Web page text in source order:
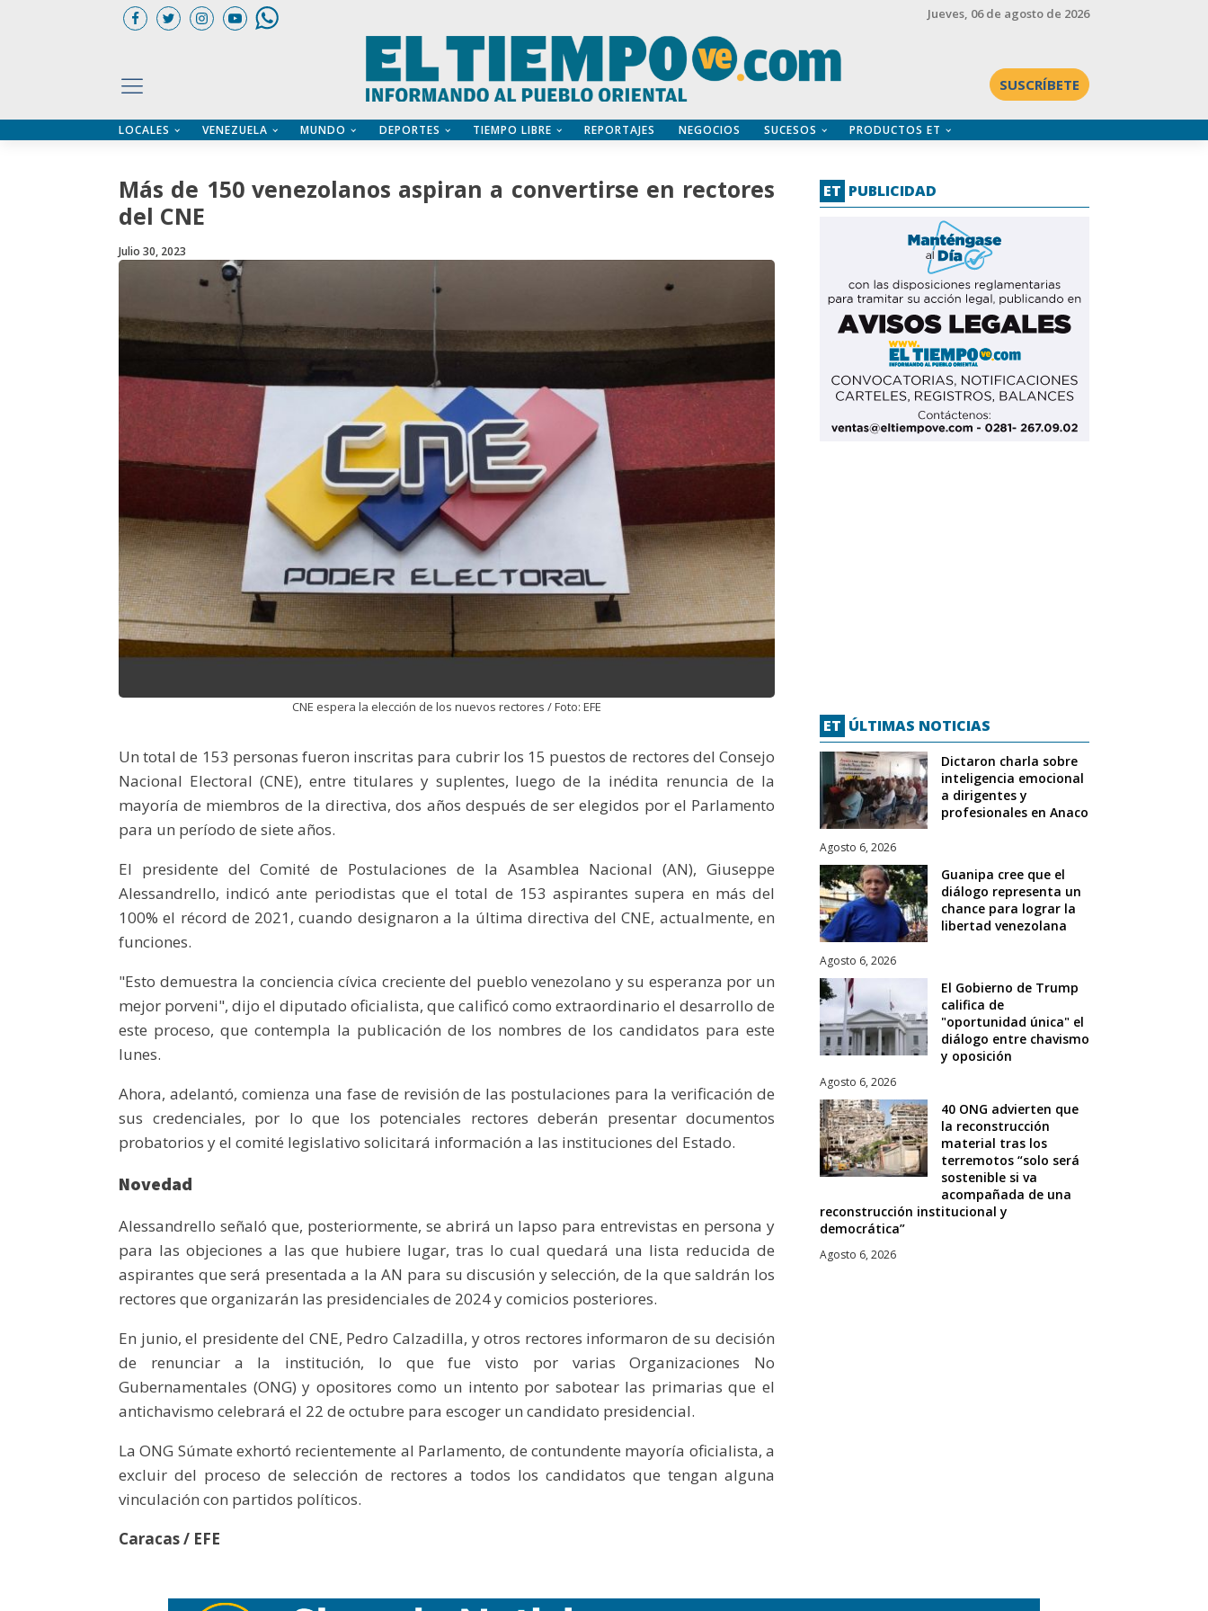
Jueves, 06 de agosto de 2026
SUSCRÍBETE
LOCALES VENEZUELA MUNDO DEPORTES TIEMPO LIBRE REPORTAJES NEGOCIOS SUCESOS PRODUCTOS ET
Más de 150 venezolanos aspiran a convertirse en rectores
del CNE
Julio 30, 2023
CNE espera la elección de los nuevos rectores / Foto: EFE
Un total de 153 personas fueron inscritas para cubrir los 15 puestos de rectores del Consejo
Nacional Electoral (CNE), entre titulares y suplentes, luego de la inédita renuncia de la
mayoría de miembros de la directiva, dos años después de ser elegidos por el Parlamento
para un período de siete años.
El presidente del Comité de Postulaciones de la Asamblea Nacional (AN), Giuseppe
Alessandrello, indicó ante periodistas que el total de 153 aspirantes supera en más del
100% el récord de 2021, cuando designaron a la última directiva del CNE, actualmente, en
funciones.
"Esto demuestra la conciencia cívica creciente del pueblo venezolano y su esperanza por un
mejor porveni", dijo el diputado oficialista, que calificó como extraordinario el desarrollo de
este proceso, que contempla la publicación de los nombres de los candidatos para este
lunes.
Ahora, adelantó, comienza una fase de revisión de las postulaciones para la verificación de
sus credenciales, por lo que los potenciales rectores deberán presentar documentos
probatorios y el comité legislativo solicitará información a las instituciones del Estado.
Novedad
Alessandrello señaló que, posteriormente, se abrirá un lapso para entrevistas en persona y
para las objeciones a las que hubiere lugar, tras lo cual quedará una lista reducida de
aspirantes que será presentada a la AN para su discusión y selección, de la que saldrán los
rectores que organizarán las presidenciales de 2024 y comicios posteriores.
En junio, el presidente del CNE, Pedro Calzadilla, y otros rectores informaron de su decisión
de renunciar a la institución, lo que fue visto por varias Organizaciones No
Gubernamentales (ONG) y opositores como un intento por sabotear las primarias que el
antichavismo celebrará el 22 de octubre para escoger un candidato presidencial.
La ONG Súmate exhortó recientemente al Parlamento, de contundente mayoría oficialista, a
excluir del proceso de selección de rectores a todos los candidatos que tengan alguna
vinculación con partidos políticos.
Caracas / EFE
ET PUBLICIDAD
ET ÚLTIMAS NOTICIAS
Dictaron charla sobre
inteligencia emocional
a dirigentes y
profesionales en Anaco
Agosto 6, 2026
Guanipa cree que el
diálogo representa un
chance para lograr la
libertad venezolana
Agosto 6, 2026
El Gobierno de Trump
califica de
"oportunidad única" el
diálogo entre chavismo
y oposición
Agosto 6, 2026
40 ONG advierten que
la reconstrucción
material tras los
terremotos “solo será
sostenible si va
acompañada de una
reconstrucción institucional y
democrática”
Agosto 6, 2026